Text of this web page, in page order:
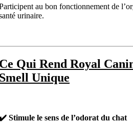
au bon fonctionnement de
urinaire.
Qui Rend Royal
Unique
Stimule le sens de l’odorat du chat